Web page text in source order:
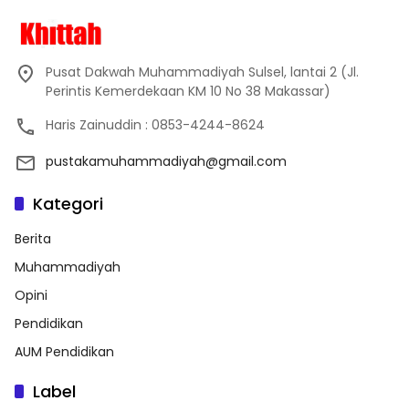
Pusat Dakwah Muhammadiyah Sulsel, lantai 2 (Jl.
Perintis Kemerdekaan KM 10 No 38 Makassar)
Haris Zainuddin : 0853-4244-8624
pustakamuhammadiyah@gmail.com
Kategori
Berita
Muhammadiyah
Opini
Pendidikan
AUM Pendidikan
Label